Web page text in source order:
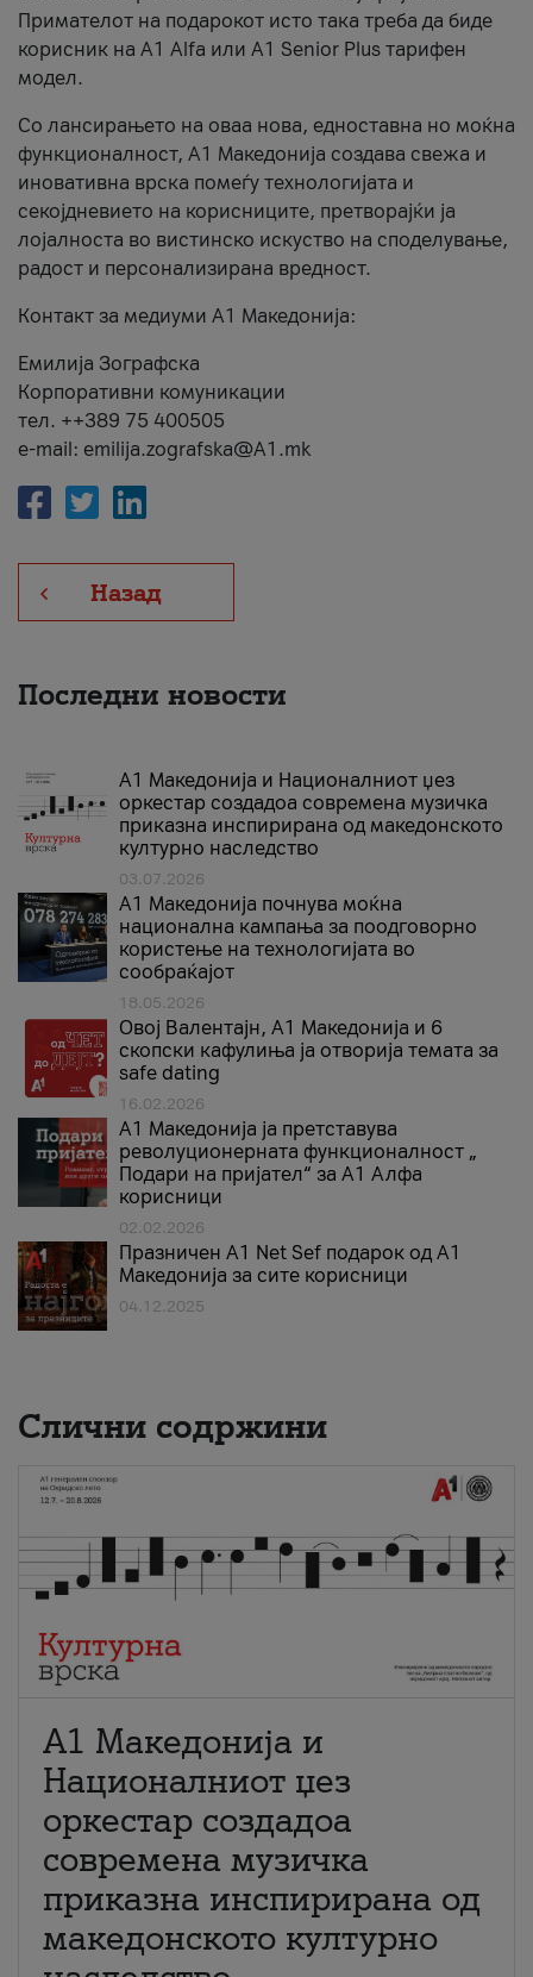
Примателот на подарокот исто така треба да биде
корисник на А1 Alfa или A1 Senior Plus тарифен
модел.
Со лансирањето на оваа нова, едноставна но моќна
функционалност, А1 Македонија создава свежа и
иновативна врска помеѓу технологијата и
секојдневието на корисниците, претворајќи ја
лојалноста во вистинско искуство на споделување,
радост и персонализирана вредност.
Контакт за медиуми А1 Македонија:
Емилија Зографска
Корпоративни комуникации
тел. ++389 75 400505
e-mail: emilija.zografska@A1.mk
Назад
Последни новости
А1 Македонија и Националниот џез
оркестар создадоа современа музичка
приказна инспирирана од македонското
културно наследство
03.07.2026
A1 Македонија почнува моќна
национална кампања за поодговорно
користење на технологијата во
сообраќајот
18.05.2026
Овој Валентајн, A1 Македонија и 6
скопски кафулиња ја отворија темата за
safe dating
16.02.2026
А1 Македонија ја претставува
револуционерната функционалност „
Подари на пријател“ за А1 Алфа
корисници
02.02.2026
Празничен A1 Net Sеf подарок од А1
Македонија за сите корисници
04.12.2025
Слични содржини
А1 Македонија и
Националниот џез
оркестар создадоа
современа музичка
приказна инспирирана од
македонското културно